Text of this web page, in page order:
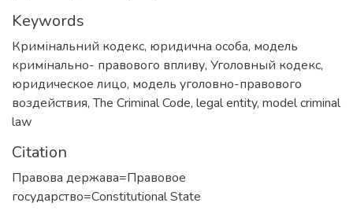
Keywords
Кримінальний кодекс, юридична особа, модель
кримінально- правового впливу, Уголовный кодекс,
юридическое лицо, модель уголовно-правового
воздействия,The Criminal Code, legal entity, model criminal
law
Citation
Правова держава=Правовое
государство=Сonstitutional State